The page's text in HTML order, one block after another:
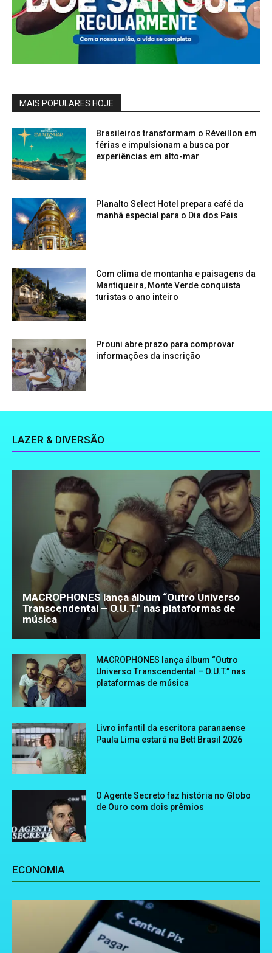
MAIS POPULARES HOJE
Brasileiros transformam o Réveillon em
férias e impulsionam a busca por
experiências em alto-mar
Planalto Select Hotel prepara café da
manhã especial para o Dia dos Pais
Com clima de montanha e paisagens da
Mantiqueira, Monte Verde conquista
turistas o ano inteiro
Prouni abre prazo para comprovar
informações da inscrição
LAZER & DIVERSÃO
MACROPHONES lança álbum “Outro Universo
Transcendental – O.U.T.” nas plataformas de
música
MACROPHONES lança álbum “Outro
Universo Transcendental – O.U.T.” nas
plataformas de música
Livro infantil da escritora paranaense
Paula Lima estará na Bett Brasil 2026
O Agente Secreto faz história no Globo
de Ouro com dois prêmios
ECONOMIA